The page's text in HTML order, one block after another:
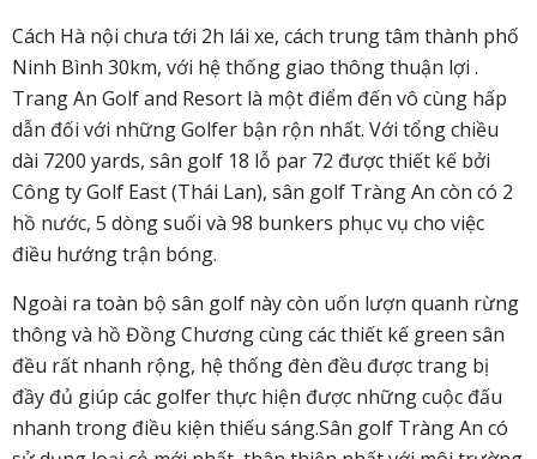
Cách Hà nội chưa tới 2h lái xe, cách trung tâm thành phố
Ninh Bình 30km, với hệ thống giao thông thuận lợi .
Trang An Golf and Resort là một điểm đến vô cùng hấp
dẫn đối với những Golfer bận rộn nhất. Với tổng chiều
dài 7200 yards, sân golf 18 lỗ par 72 được thiết kế bởi
Công ty Golf East (Thái Lan), sân golf Tràng An còn có 2
hồ nước, 5 dòng suối và 98 bunkers phục vụ cho việc
điều hướng trận bóng.
Ngoài ra toàn bộ sân golf này còn uốn lượn quanh rừng
thông và hồ Đồng Chương cùng các thiết kế green sân
đều rất nhanh rộng, hệ thống đèn đều được trang bị
đầy đủ giúp các golfer thực hiện được những cuộc đấu
nhanh trong điều kiện thiếu sáng.Sân golf Tràng An có